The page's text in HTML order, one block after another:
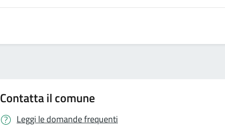
Contatta il comune
Leggi le domande frequenti